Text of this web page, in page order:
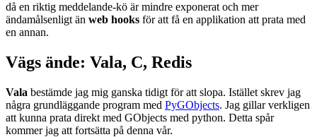
då en riktig meddelande-kö är mindre exponerat och mer
ändamålsenligt än web hooks för att få en applikation att prata med
en annan.
Vägs ände: Vala, C, Redis
Vala bestämde jag mig ganska tidigt för att slopa. Istället skrev jag
några grundläggande program med PyGObjects. Jag gillar verkligen
att kunna prata direkt med GObjects med python. Detta spår
kommer jag att fortsätta på denna vår.